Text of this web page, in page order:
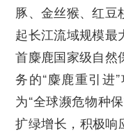
豚、金丝猴、红豆
起长江流域规模最
首麋鹿国家级自然
务的“麋鹿重引进
为“全球濒危物种
扩绿增长，积极响